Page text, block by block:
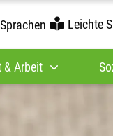
Leichte
Arbeit